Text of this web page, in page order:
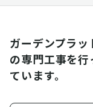
ガーデンプラ
の専門工事を行
ています。